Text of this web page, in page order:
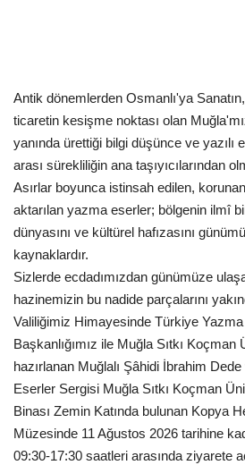
Antik dönemlerden Osmanlı'ya
ticaretin kesişme noktası olan
yanında ürettiği bilgi düşünce ve yazılı
arası sürekliliğin ana taşıyıcılarından
Asırlar boyunca istinsah edilen,
aktarılan yazma eserler; bölgenin ilmî
dünyasını ve kültürel hafızasını
kaynaklardır.
Sizlerde ecdadımızdan günümüze
hazinemizin bu nadide parçalarını
Valiliğimiz Himayesinde Türkiye
Başkanlığımız ile Muğla Sıtkı
hazırlanan Muğlalı Şâhidi İbrahim
Eserler Sergisi Muğla Sıtkı Koçman
Binası Zemin Katında bulunan Kopya
Müzesinde 11 Ağustos 2026 tarihine
09:30-17:30 saatleri arasında ziyarete